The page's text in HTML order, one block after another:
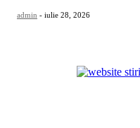
admin - iulie 28, 2026